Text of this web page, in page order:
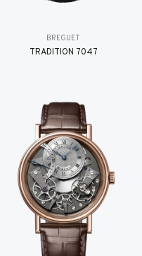
BREGUET
TRADITION 7047